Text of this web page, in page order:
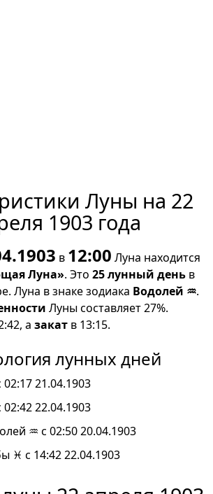
Луны на 22
1903 года
в 12:00 Луна находится
Луна». Это 25 лунный день в
Луна в знаке зодиака Водолей ♒.
Луны составляет 27%.
а закат в 13:15.
лунных дней
21.04.1903
22.04.1903
♒ с 02:50 20.04.1903
♓ с 14:42 22.04.1903